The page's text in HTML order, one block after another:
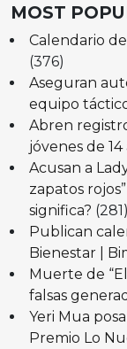
MOST
Calendario
(376)
Aseguran
equipo
Abren
jóvenes de 14
Acusan a
zapatos
significa? (281)
Publican
Bienestar |
Muerte de
falsas
Yeri Mua
Premio Lo